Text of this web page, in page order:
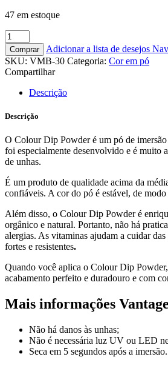
47 em estoque
Comprar Adicionar a lista de desejos
SKU: VMB-30 Categoria: Cor em pó
Compartilhar
Descrição
Descrição
O Colour Dip Powder é um pó de imersão
foi especialmente desenvolvido e é muito
de unhas.
É um produto de qualidade acima da
confiáveis. A cor do pó é estável, de modo
Além disso, o Colour Dip Powder é
orgânico e natural. Portanto, não há
alergias. As vitaminas ajudam a cuidar
fortes e resistentes.
Quando você aplica o Colour Dip
acabamento perfeito e duradouro e com
Mais informações
Não há danos às unhas;
Não é necessária luz UV ou LED
Seca em 5 segundos após a